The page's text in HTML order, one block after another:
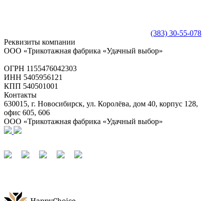
(383) 30-55-078
Реквизиты компании
ООО «Трикотажная фабрика «Удачный выбор»
ОГРН 1155476042303
ИНН 5405956121
КПП 540501001
Контакты
630015, г. Новосибирск, ул. Королёва, дом 40, корпус 128,
офис 605, 606
ООО «Трикотажная фабрика «Удачный выбор»